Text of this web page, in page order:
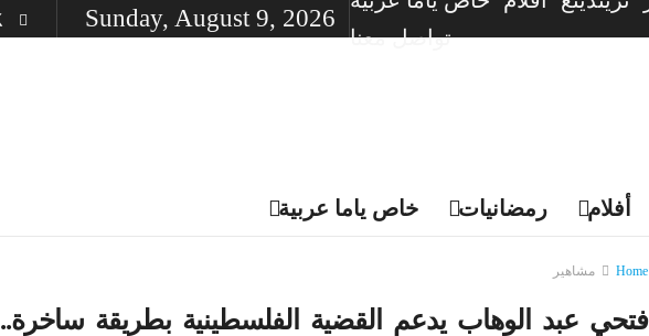
تواصل معنا
Sunday, August 9, 2026
خاص ياما عربية رمضانيات أفلام
Home مشاهير
فتحي عبد الوهاب يدعم القضية الفلسطينية بطريقة ساخرة..